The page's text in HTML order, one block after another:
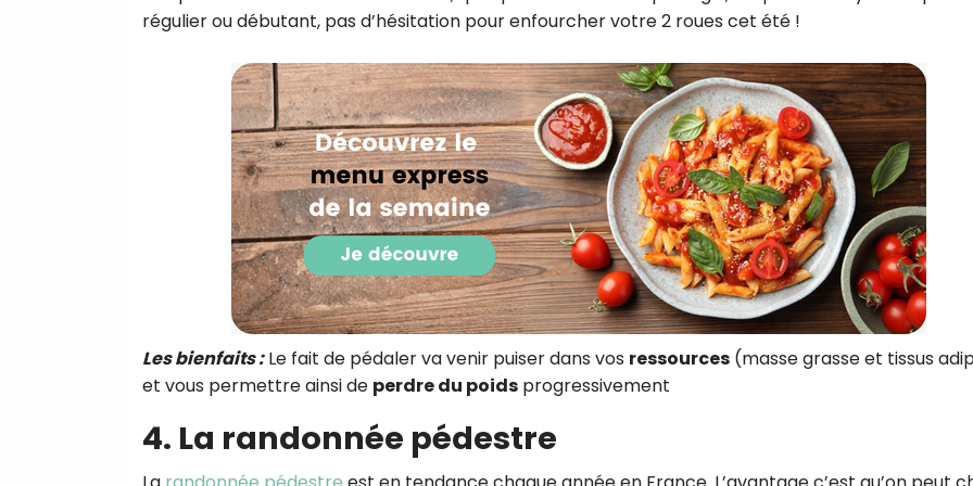
régulier ou débutant, pas d’hésitation pour enfourcher votre 2 roues cet été !
Les bienfaits :Le fait de pédaler va venir puiser dans vos ressources (masse grasse et tissus
et vous permettre ainsi de perdre du poids progressivement
4. La randonnée pédestre